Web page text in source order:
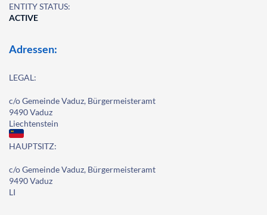
ENTITY STATUS:
ACTIVE
Adressen:
LEGAL:
c/o Gemeinde Vaduz, Bürgermeisteramt
9490 Vaduz
Liechtenstein
HAUPTSITZ:
c/o Gemeinde Vaduz, Bürgermeisteramt
9490 Vaduz
LI